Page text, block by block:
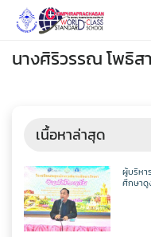
Skip
content
กลุ่มบริหารวิชา
กลุ่มสาระฯ
นางศิริวรรณ โพธิส
เนื้อหาล่าสุด
ผู้บริหา
ศึกษาดู